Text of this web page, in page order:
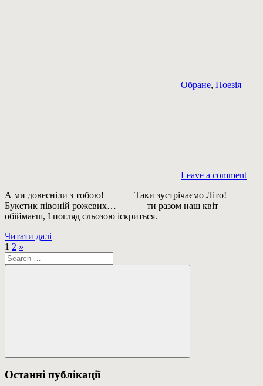
Обране, Поезія
Leave a comment
А ми довесніли з тобою! Таки зустрічаємо Літо!
Букетик півоній рожевих… ти разом наш квіт
обіймаєш, І погляд сльозою іскриться.
Читати далі
Пагінація
записів
1 2 Next
Posts
»
Пошук:
Пошук
Останні публікації